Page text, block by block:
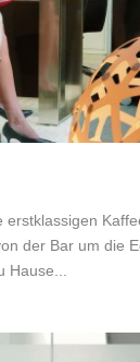
erstklassigen
der Bar um die
Hause...